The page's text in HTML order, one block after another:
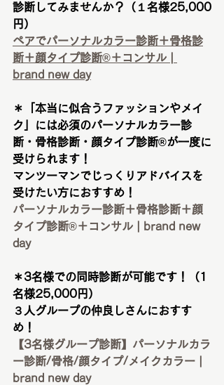
診断してみませんか？（１名様25,000
円）
ペアでパーソナルカラー診断＋骨格診
断＋顔タイプ診断®︎＋コンサル |
brand new day
＊「本当に似合うファッションやメイ
ク」には必須のパーソナルカラー診
断・骨格診断・顔タイプ診断®︎が一度に
受けられます！
マンツーマンでじっくりアドバイスを
受けたい方におすすめ！
パーソナルカラー診断＋骨格診断＋顔
タイプ診断®︎＋コンサル | brand new
day
＊3名様での同時診断が可能です！（1
名様25,000円）
３人グループの仲良しさんにおすす
め！
【3名様グループ診断】パーソナルカラ
ー診断/骨格/顔タイプ/メイクカラー |
brand new day